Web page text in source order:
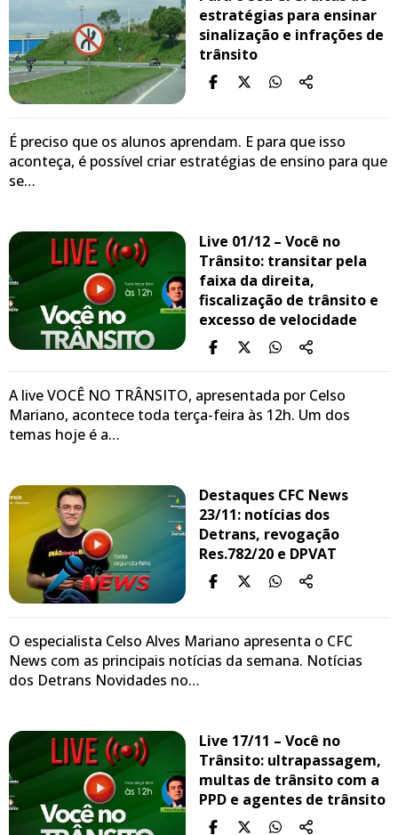
estratégias para ensinar
sinalização e infrações de
trânsito
É preciso que os alunos aprendam. E para que isso
aconteça, é possível criar estratégias de ensino para que
se…
Live 01/12 – Você no
Trânsito: transitar pela
faixa da direita,
fiscalização de trânsito e
excesso de velocidade
A live VOCÊ NO TRÂNSITO, apresentada por Celso
Mariano, acontece toda terça-feira às 12h. Um dos
temas hoje é a…
Destaques CFC News
23/11: notícias dos
Detrans, revogação
Res.782/20 e DPVAT
O especialista Celso Alves Mariano apresenta o CFC
News com as principais notícias da semana. Notícias
dos Detrans Novidades no…
Live 17/11 – Você no
Trânsito: ultrapassagem,
multas de trânsito com a
PPD e agentes de trânsito